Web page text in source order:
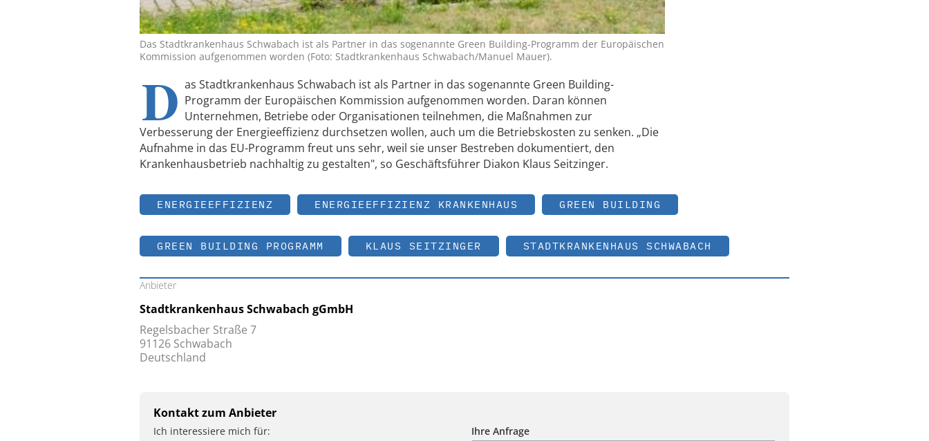
Das Stadtkrankenhaus Schwabach ist als Partner in das sogenannte Green Building-Programm der Europäischen
Kommission aufgenommen worden (Foto: Stadtkrankenhaus Schwabach/Manuel Mauer).
D as Stadtkrankenhaus Schwabach ist als Partner in das sogenannte Green Building-
Programm der Europäischen Kommission aufgenommen worden. Daran können
Unternehmen, Betriebe oder Organisationen teilnehmen, die Maßnahmen zur
Verbesserung der Energieeffizienz durchsetzen wollen, auch um die Betriebskosten zu senken. „Die
Aufnahme in das EU-Programm freut uns sehr, weil sie unser Bestreben dokumentiert, den
Krankenhausbetrieb nachhaltig zu gestalten", so Geschäftsführer Diakon Klaus Seitzinger.
ENERGIEEFFIZIENZ ENERGIEEFFIZIENZ KRANKENHAUS GREEN BUILDING
GREEN BUILDING PROGRAMM KLAUS SEITZINGER STADTKRANKENHAUS SCHWABACH
Anbieter
Stadtkrankenhaus Schwabach gGmbH
Regelsbacher Straße 7
91126 Schwabach
Deutschland
Kontakt zum Anbieter
Ich interessiere mich für:
Ihre Anfrage